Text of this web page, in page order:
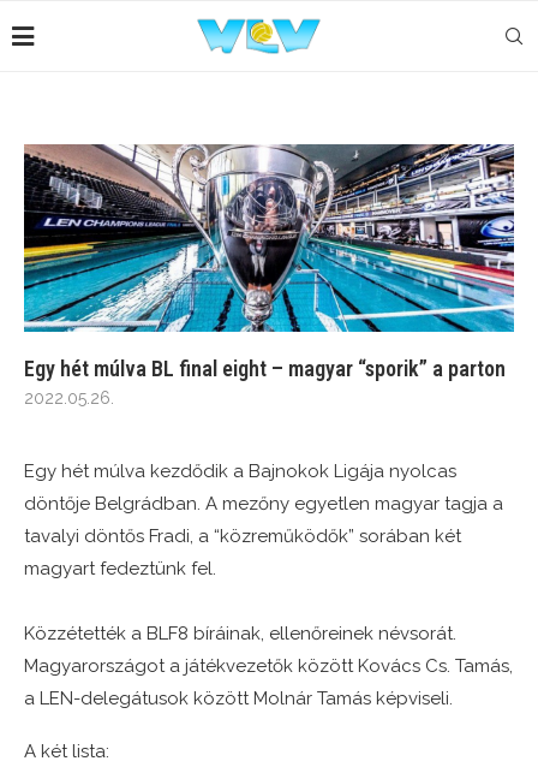
Egy hét múlva BL final eight – magyar “sporik” a parton
2022.05.26.
Egy hét múlva kezdődik a Bajnokok Ligája nyolcas
döntője Belgrádban. A mezőny egyetlen magyar tagja a
tavalyi döntős Fradi, a “közreműködők” sorában két
magyart fedeztünk fel.
Közzétették a BLF8 bíráinak, ellenőreinek névsorát.
Magyarországot a játékvezetők között Kovács Cs. Tamás,
a LEN-delegátusok között Molnár Tamás képviseli.
A két lista: